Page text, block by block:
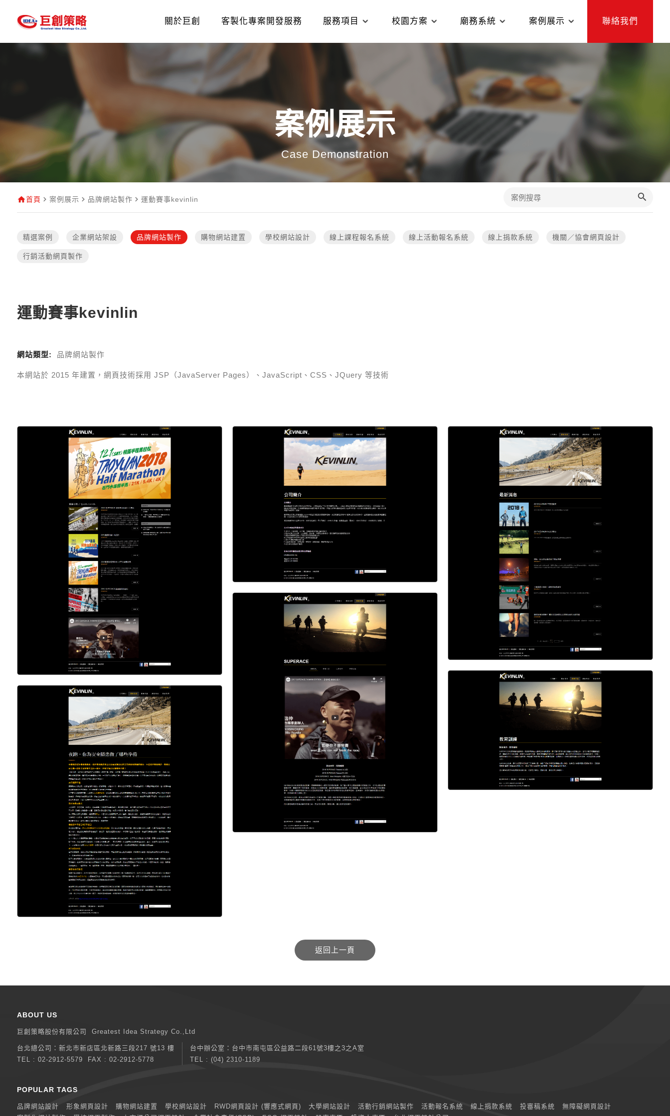
關於巨創 客製化專案開發服務 服務項目 校園方案 廟務系統 案例展示 聯絡我們
案例展示
Case Demonstration
首頁 案例展示 品牌網站製作 運動賽事kevinlin
精選案例 企業網站架設 品牌網站製作 購物網站建置 學校網站設計 線上課程報名系統 線上活動報名系統 線上捐款系統 機關／協會網頁設計
行銷活動網頁製作
運動賽事kevinlin
網站類型: 品牌網站製作
本網站於 2015 年建置，網頁技術採用 JSP（JavaServer Pages）、JavaScript、CSS、JQuery 等技術
ABOUT US
巨創策略股份有限公司 Greatest Idea Strategy Co.,Ltd
台北總公司： 新北巿新店區北新路三段217 號13 樓
TEL : 02-2912-5579 FAX : 02-2912-5778
台中辦公室： 台中市南屯區公益路二段61號3樓之3之A室
TEL : (04) 2310-1189
POPULAR TAGS
品牌網站設計 形象網頁設計 購物網站建置 學校網站設計 RWD網頁設計 (響應式網頁) 大學網站設計 活動行銷網站製作 活動報名系統 線上捐款系統 投審稿系統
無障礙網頁設計